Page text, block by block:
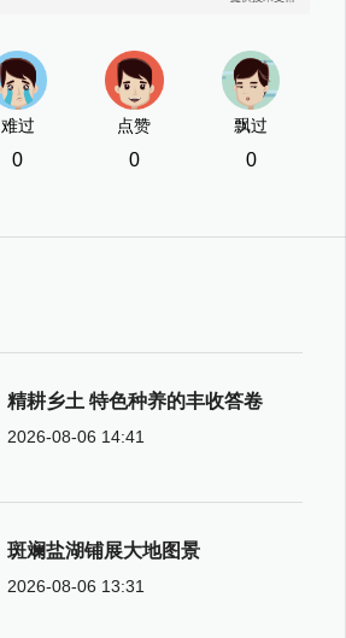
难过
0
点赞
0
飘过
0
精耕乡土 特色种养的丰收答卷
2026-08-06 14:41
斑斓盐湖铺展大地图景
2026-08-06 13:31